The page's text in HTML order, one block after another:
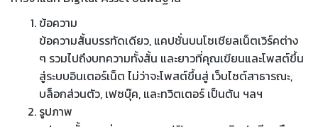
ข้อความ
ข้อความสั้นบรรทัดเดียว, แคปชั่นบนโซเชียลเน็ตเวิร์คต่าง
ๆ รวมไปถึงบทความทั้งสั้น และยาวที่คุณเขียนและโพสต์ขึ้น
สู่ระบบอินเตอร์เน็ต ไม่ว่าจะโพสต์ขึ้นสู่ เว็บไซต์สาธารณะ,
บล็อกส่วนตัว, เฟซบุ๊ค, และทวิตเตอร์ เป็นต้น ฯลฯ
รูปภาพ